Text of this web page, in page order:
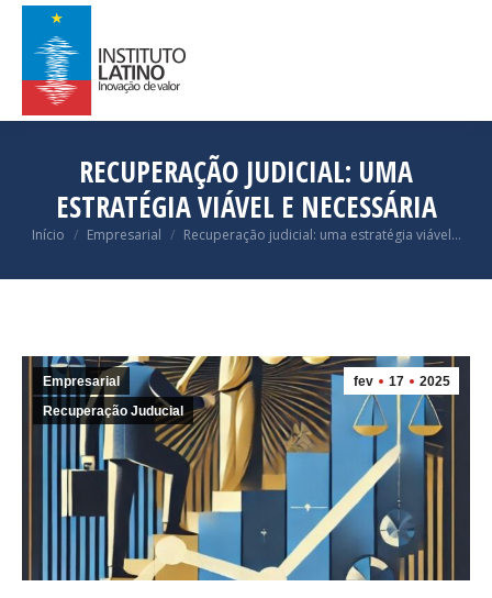
RECUPERAÇÃO JUDICIAL: UMA
ESTRATÉGIA VIÁVEL E NECESSÁRIA
Você está aqui:
Início Empresarial Recuperação judicial: uma estratégia viável…
fev 17 2025
Empresarial
Recuperação Juducial